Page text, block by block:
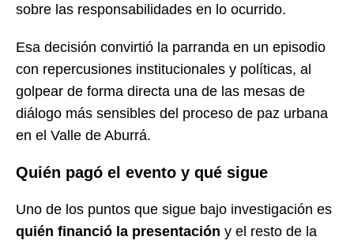
sobre las responsabilidades en lo ocurrido.
Esa decisión convirtió la parranda en un episodio
con repercusiones institucionales y políticas, al
golpear de forma directa una de las mesas de
diálogo más sensibles del proceso de paz urbana
en el Valle de Aburrá.
Quién pagó el evento y qué sigue
Uno de los puntos que sigue bajo investigación es
quién financió la presentación y el resto de la